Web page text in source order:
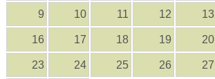
9 10 11 12 13
16 17 18 19 20
23 24 25 26 27